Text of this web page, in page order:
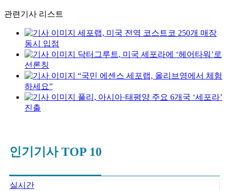
관련기사 리스트
세포랩, 미국 전역 코스트코 250개 매장
동시 입점
닥터그루트, 미국 세포라에 ‘헤어타워’로
선론칭
“국민 에센스 세포랩, 올리브영에서 체험
하세요”
풀리, 아시아·태평양 주요 6개국 ‘세포라’
진출
인기기사 TOP 10
실시간